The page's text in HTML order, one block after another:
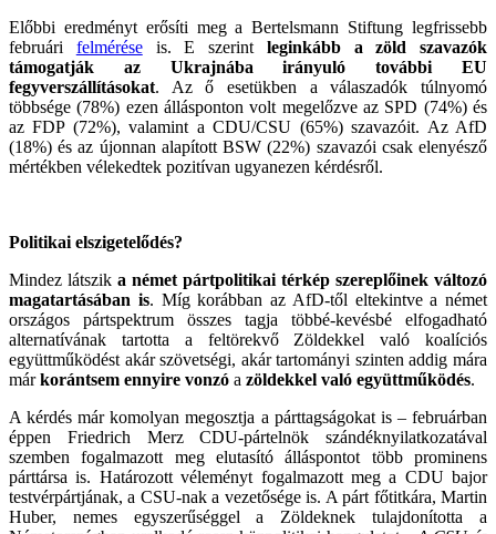
Előbbi eredményt erősíti meg a Bertelsmann Stiftung legfrissebb
februári felméréseis. E szerint leginkább a zöld szavazók
támogatják az Ukrajnába irányuló további EU
fegyverszállításokat. Az ő esetükben a válaszadók túlnyomó
többsége (78%) ezen állásponton volt megelőzve az SPD (74%) és
az FDP (72%), valamint a CDU/CSU (65%) szavazóit. Az AfD
(18%) és az újonnan alapított BSW (22%) szavazói csak elenyésző
mértékben vélekedtek pozitívan ugyanezen kérdésről.
Politikai elszigetelődés?
Mindez látszik a német pártpolitikai térkép szereplőinek változó
magatartásában is. Míg korábban az AfD-től eltekintve a német
országos pártspektrum összes tagja többé-kevésbé elfogadható
alternatívának tartotta a feltörekvő Zöldekkel való koalíciós
együttműködést akár szövetségi, akár tartományi szinten addig mára
márkorántsem ennyire vonzó a zöldekkel való együttműködés.
A kérdés már komolyan megosztja a párttagságokat is – februárban
éppen Friedrich Merz CDU-pártelnök szándéknyilatkozatával
szemben fogalmazott meg elutasító álláspontot több prominens
párttársa is. Határozott véleményt fogalmazott meg a CDU bajor
testvérpártjának, a CSU-nak a vezetősége is. A párt főtitkára, Martin
Huber, nemes egyszerűséggel a Zöldeknek tulajdonította a